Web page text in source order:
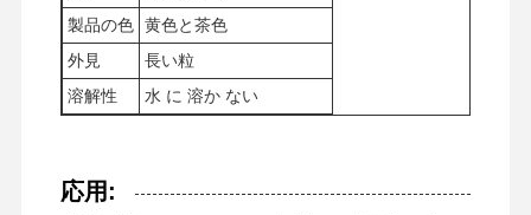
製品の色 黄色と茶色
外見
長い粒
溶解性
水 に 溶か ない
応用: